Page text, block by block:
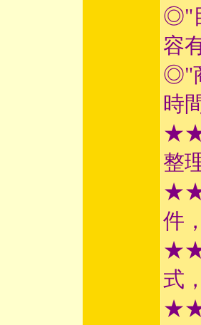
◎"
容
◎"
時
整
件
式